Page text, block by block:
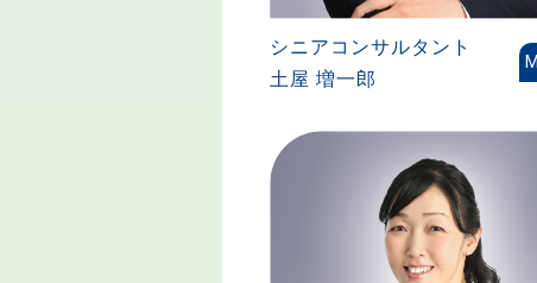
シニアコンサルタント
土屋 増一郎